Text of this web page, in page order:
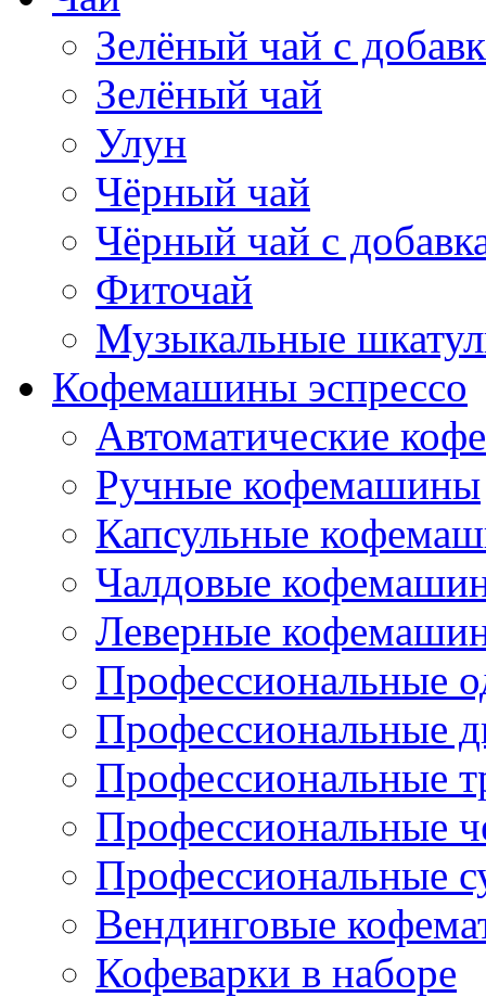
Зелёный чай с
Зелёный чай
Улун
Чёрный чай
Чёрный чай с
Фиточай
Музыкальные
Кофемашины эспрессо
Автоматические
Ручные кофемашины
Капсульные
Чалдовые
Леверные
Профессиональные
Профессиональные
Профессиональные
Профессиональные
Профессиональные
Вендинговые
Кофеварки в наборе